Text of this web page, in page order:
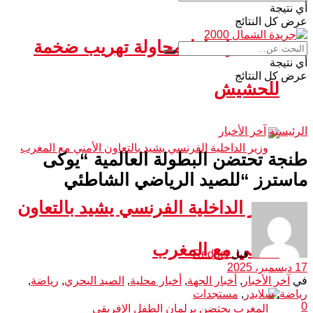
سبتة.. إحباط محاولة تهريب ضخمة
للحشيش
وزير الداخلية الفرنسي يشيد بالتعاون
الأمني مع المغرب
أي نتيجة
عرض كل النتائج
أي نتيجة
عرض كل النتائج
الرئيسية آخر الأخبار
طنجة تحتضن البطولة العالمية “يوكى
ماسترز “للصيد الرياضي الشاطئي
قبل Redact
17 ديسمبر، 2025
في آخر الأخبار , أخبار الجهة, أخبار محلية, الصيد البحري, رياضة,
رياضة,سلايدر , مستجدات
0